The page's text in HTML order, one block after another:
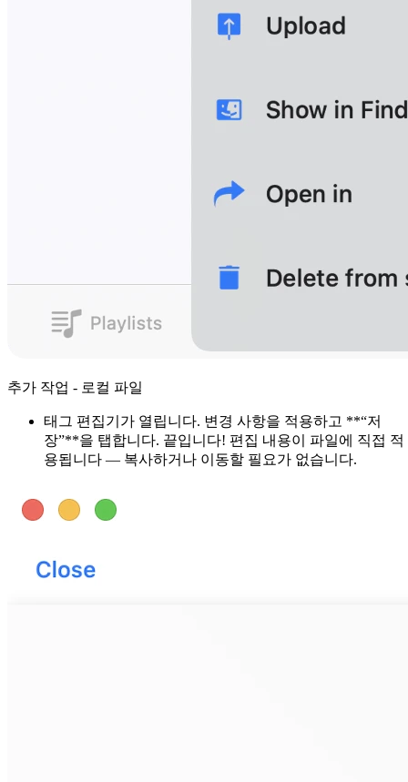
추가 작업 - 로컬 파일
태그 편집기가 열립니다. 변경 사항을 적용하고 **“저
장”**을 탭합니다. 끝입니다! 편집 내용이 파일에 직접 적
용됩니다 — 복사하거나 이동할 필요가 없습니다.